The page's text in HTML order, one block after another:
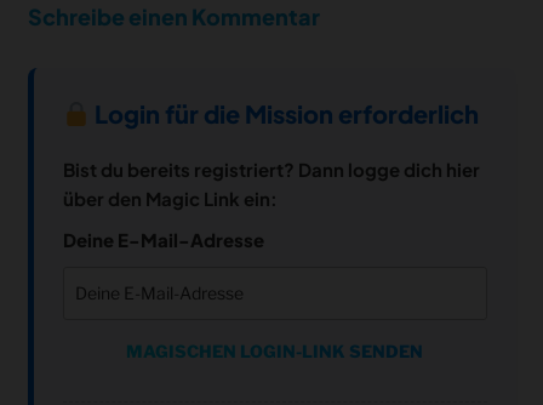
Schreibe einen Kommentar
Login für die Mission erforderlich
Bist du bereits registriert? Dann logge dich hier
über den Magic Link ein:
Deine E-Mail-Adresse
MAGISCHEN LOGIN-LINK SENDEN